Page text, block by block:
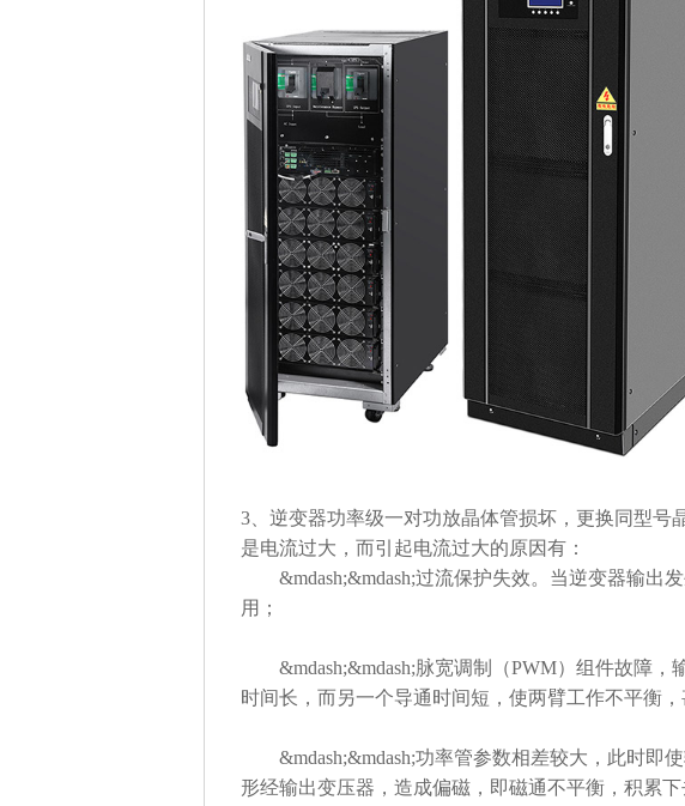
3、逆变器功率级一对功放晶体管损坏，更换同型号
是电流过大，而引起电流过大的原因有：
&mdash;&mdash;过流保护失效。当逆变器输出
用；
&mdash;&mdash;脉宽调制（PWM）组件故障，
时间长，而另一个导通时间短，使两臂工作不平衡
&mdash;&mdash;功率管参数相差较大，此时即
形经输出变压器，造成偏磁，即磁通不平衡，积累